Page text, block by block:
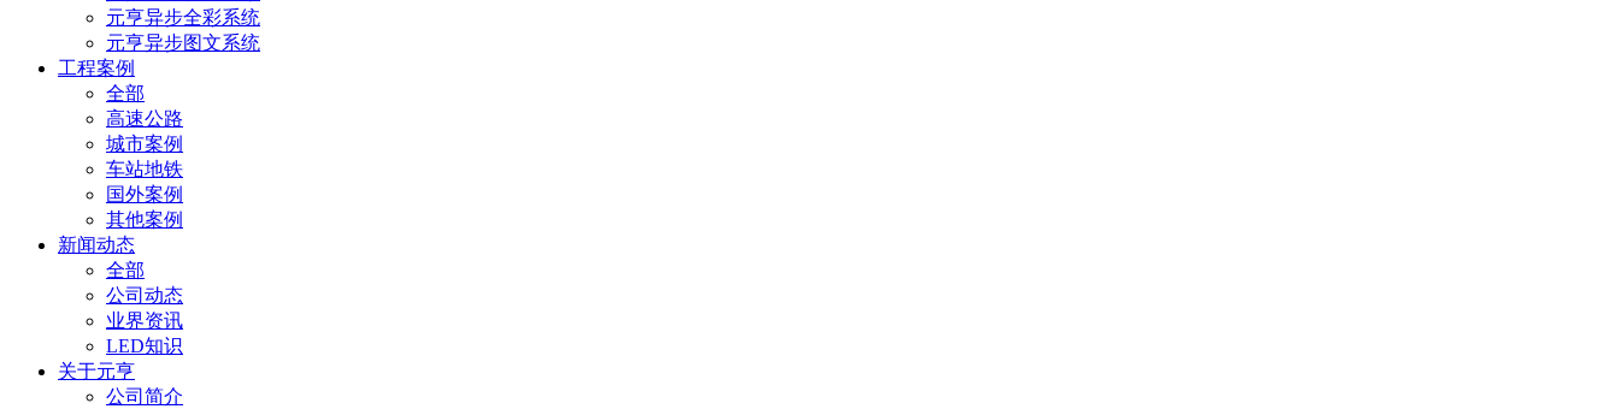
元亨异步全彩系统
元亨异步图文系统
工程案例
全部
高速公路
城市案例
车站地铁
国外案例
其他案例
新闻动态
全部
公司动态
业界资讯
LED知识
关于元亨
公司简介